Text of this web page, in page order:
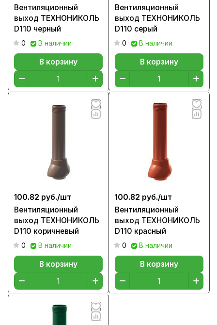
Вентиляционный
выход ТЕХНОНИКОЛЬ
D110 черный
0 В наличии
В корзину
Вентиляционный
выход ТЕХНОНИКОЛЬ
D110 серый
0 В наличии
В корзину
100.82 руб./шт
Вентиляционный
выход ТЕХНОНИКОЛЬ
D110 коричневый
0 В наличии
В корзину
100.82 руб./шт
Вентиляционный
выход ТЕХНОНИКОЛЬ
D110 красный
0 В наличии
В корзину